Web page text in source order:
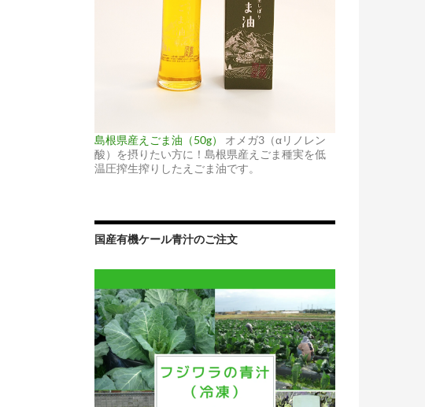
島根県産えごま油（50g）
オメガ3（αリノレン
酸）を摂りたい方に！島根県産えごま種実を低
温圧搾生搾りしたえごま油です。
国産有機ケール青汁のご注文